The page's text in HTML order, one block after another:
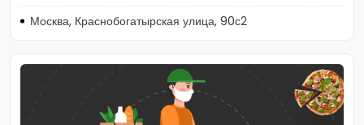
Москва, Краснобогатырская улица, 90с2